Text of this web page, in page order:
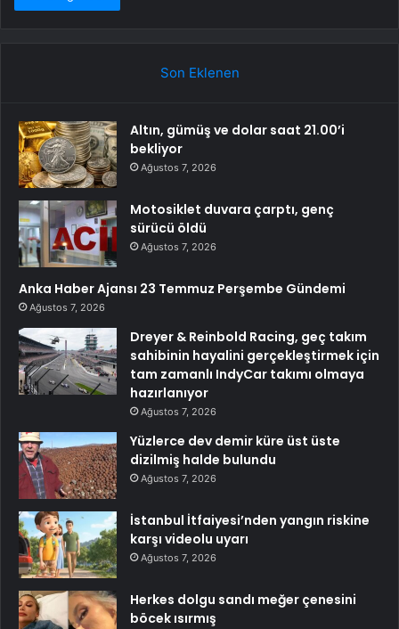
Son Eklenen
Altın, gümüş ve dolar saat 21.00’i
bekliyor
Ağustos 7, 2026
Motosiklet duvara çarptı, genç
sürücü öldü
Ağustos 7, 2026
Anka Haber Ajansı 23 Temmuz Perşembe Gündemi
Ağustos 7, 2026
Dreyer & Reinbold Racing, geç takım
sahibinin hayalini gerçekleştirmek için
tam zamanlı IndyCar takımı olmaya
hazırlanıyor
Ağustos 7, 2026
Yüzlerce dev demir küre üst üste
dizilmiş halde bulundu
Ağustos 7, 2026
İstanbul İtfaiyesi’nden yangın riskine
karşı videolu uyarı
Ağustos 7, 2026
Herkes dolgu sandı meğer çenesini
böcek ısırmış